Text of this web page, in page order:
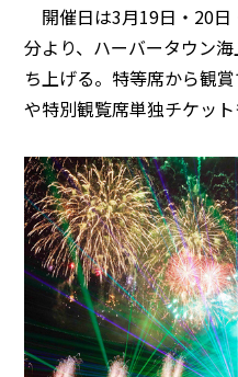
開催日は3月19日・20
分より、ハーバータウン
ち上げる。特等席から観
や特別観覧席単独チケット